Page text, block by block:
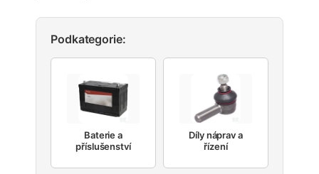
Podkategorie:
Baterie a
příslušenství
Díly náprav a
řízení